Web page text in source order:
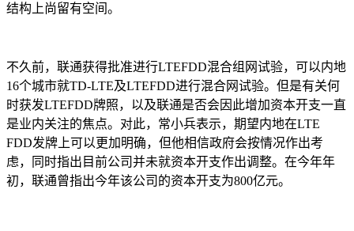
结构上尚留有空间。
不久前，联通获得批准进行LTEFDD混合组网试验，可以内地
16个城市就TD-LTE及LTEFDD进行混合网试验。但是有关何
时获发LTEFDD牌照，以及联通是否会因此增加资本开支一直
是业内关注的焦点。对此，常小兵表示，期望内地在LTE
FDD发牌上可以更加明确，但他相信政府会按情况作出考
虑，同时指出目前公司并未就资本开支作出调整。在今年年
初，联通曾指出今年该公司的资本开支为800亿元。